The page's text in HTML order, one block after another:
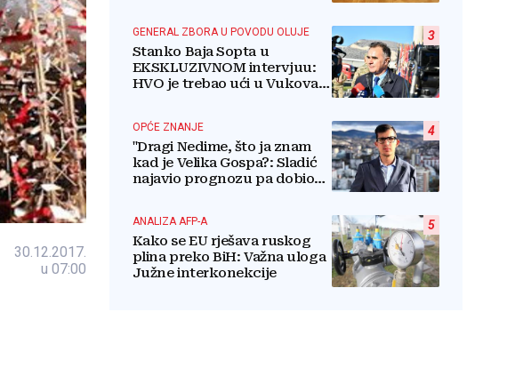
30.12.2017.
u 07:00
3
GENERAL ZBORA U POVODU OLUJE
Stanko Baja Sopta u
EKSKLUZIVNOM intervjuu:
HVO je trebao ući u Vukovar
4
OPĆE ZNANJE
"Dragi Nedime, što ja znam
kad je Velika Gospa?: Sladić
najavio prognozu pa dobio
5
ANALIZA AFP-A
Kako se EU rješava ruskog
plina preko BiH: Važna uloga
Južne interkonekcije